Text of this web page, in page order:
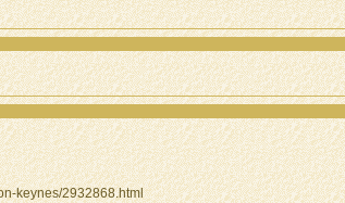
keynes/2932868.html